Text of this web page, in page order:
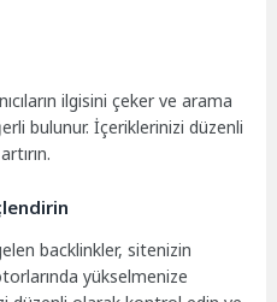
ilgisini çeker ve arama
bulunur. İçeriklerinizi düzenli
backlinkler, sitenizin
yükselmenize